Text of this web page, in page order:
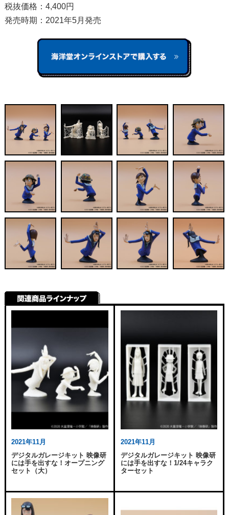
税抜価格：4,400円
発売時期：2021年5月発売
2021年11月
デジタルガレージキット 映像研
には手を出すな！オープニング
セット（大）
2021年11月
デジタルガレージキット 映像研
には手を出すな！1/24キャラク
ターセット